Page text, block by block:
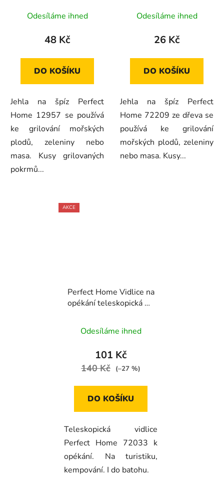
Odesíláme ihned
48 Kč
DO KOŠÍKU
Jehla na špíz Perfect
Home 12957 se používá
ke grilování mořských
plodů, zeleniny nebo
masa. Kusy grilovaných
pokrmů...
Odesíláme ihned
26 Kč
DO KOŠÍKU
Jehla na špíz Perfect
Home 72209 ze dřeva se
používá ke grilování
mořských plodů, zeleniny
nebo masa. Kusy...
AKCE
Perfect Home Vidlice na
opékání teleskopická 26
Odesíláme ihned
101 Kč
140 Kč (–27 %)
DO KOŠÍKU
Teleskopická vidlice
Perfect Home 72033 k
opékání. Na turistiku,
kempování. I do batohu.